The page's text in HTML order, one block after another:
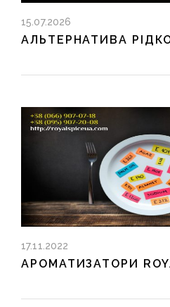
15.07.2026
17.11.2022